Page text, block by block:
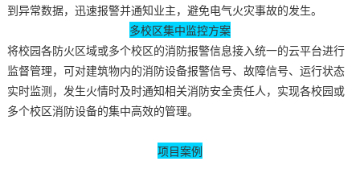
到异常数据，迅速报警并通知业主，避免电气火灾事故的发生。
多校区集中监控方案
将校园各防火区域或多个校区的消防报警信息接入统一的云平台进行
监督管理，可对建筑物内的消防设备报警信号、故障信号、运行状态
实时监测，发生火情时及时通知相关消防安全责任人，实现各校园或
多个校区消防设备的集中高效的管理。
项目案例